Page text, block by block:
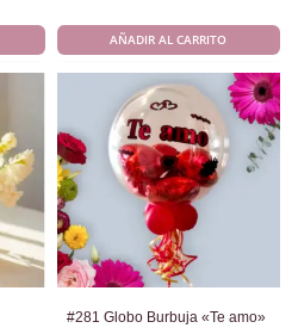
AÑADIR AL CARRITO
#281 Globo Burbuja «Te amo»